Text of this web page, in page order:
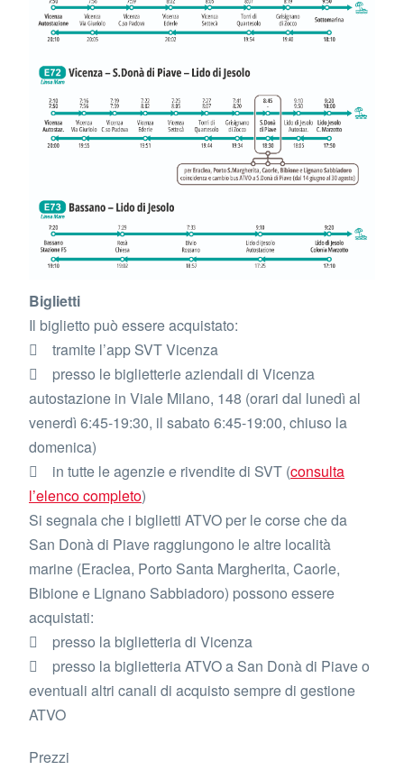
Biglietti
Il biglietto può essere acquistato:
 tramite l’app SVT Vicenza
 presso le biglietterie aziendali di Vicenza
autostazione in Viale Milano, 148 (orari dal lunedì al
venerdì 6:45-19:30, il sabato 6:45-19:00, chiuso la
domenica)
 in tutte le agenzie e rivendite di SVT (consulta
l’elenco completo)
Si segnala che i biglietti ATVO per le corse che da
San Donà di Piave raggiungono le altre località
marine (Eraclea, Porto Santa Margherita, Caorle,
Bibione e Lignano Sabbiadoro) possono essere
acquistati:
 presso la biglietteria di Vicenza
 presso la biglietteria ATVO a San Donà di Piave o
eventuali altri canali di acquisto sempre di gestione
ATVO
Prezzi